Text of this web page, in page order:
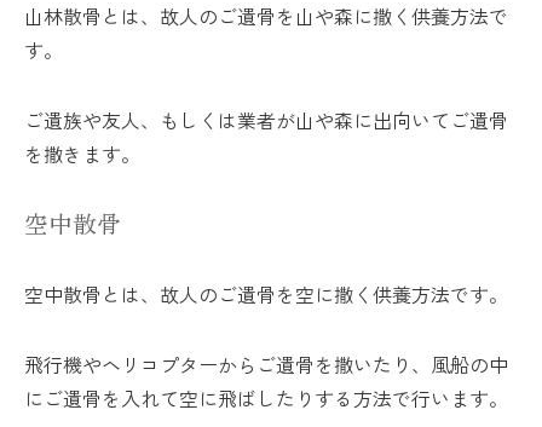
山林散骨とは、故人のご遺骨を山や森に撒く供養方法で
す。
ご遺族や友人、もしくは業者が山や森に出向いてご遺骨
を撒きます。
空中散骨
空中散骨とは、故人のご遺骨を空に撒く供養方法です。
飛行機やヘリコプターからご遺骨を撒いたり、風船の中
にご遺骨を入れて空に飛ばしたりする方法で行います。